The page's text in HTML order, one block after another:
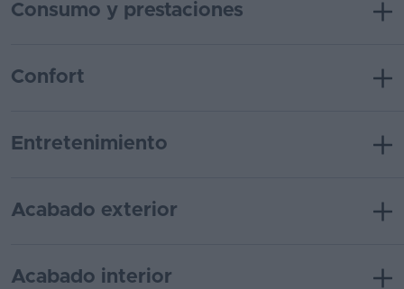
Consumo y prestaciones
Confort
Entretenimiento
Acabado exterior
Acabado interior